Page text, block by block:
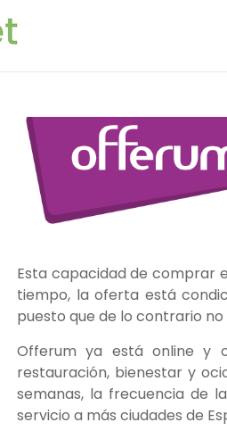
Esta capacidad de comprar
tiempo, la oferta está
puesto que de lo contrario
Offerum ya está online y
restauración, bienestar y
semanas, la frecuencia de
servicio a más ciudades de